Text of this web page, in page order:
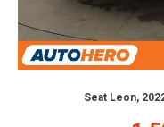
Seat Leon,